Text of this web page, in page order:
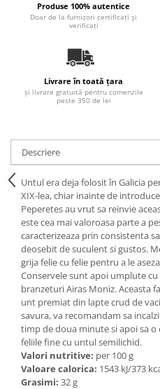
Uleiuri speciale/presate la rece
Ulei de masline extravirgin
Ulei Gegenbauer
Ulei Gewurzgarten
Ulei Huilerie Beaujolaise
Ulei Huileries du Berry
Ulei Wiberg Gastro
Produse 100% autentice
Doar de la furnizori certificați și
verificați
Livrare în toată țara
și livrare gratuită pentru comenzile
peste 350 de lei
Descriere
Untul era deja folosit în Galicia
XIX-lea, chiar inainte de
Peperetes au vrut sa reinvie
este cea mai valoroasa parte a
caracterizeaza prin consistenta
deosebit de suculent si gustos.
grija felie cu felie pentru a le
Conservele sunt apoi umplute
branzeturi Airas Moniz. Aceasta
unt premiat din lapte crud de
savura, va recomandam sa
timp de doua minute si apoi sa
feliile fine cu untul semilichid.
Valori nutritive: per 100 g
Valoare calorica: 1543 kJ/373
Grasimi: 32 g